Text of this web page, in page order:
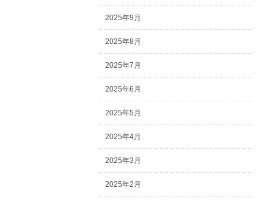
2025年9月
2025年8月
2025年7月
2025年6月
2025年5月
2025年4月
2025年3月
2025年2月